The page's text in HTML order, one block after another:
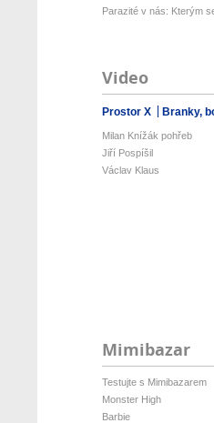
Parazité v nás: Kterým
Video
Prostor X Branky,
Milan Knížák pohřeb
Jiří Pospíšil
Václav Klaus
Mimibazar
Testujte s Mimibazarem
Monster High
Barbie